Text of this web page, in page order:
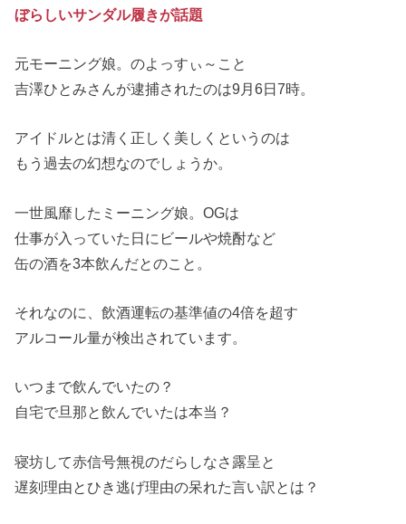
ぼらしいサンダル履きが話題
元モーニング娘。のよっすぃ～こと
吉澤ひとみさんが逮捕されたのは9月6日7時。
アイドルとは清く正しく美しくというのは
もう過去の幻想なのでしょうか。
一世風靡したミーニング娘。OGは
仕事が入っていた日にビールや焼酎など
缶の酒を3本飲んだとのこと。
それなのに、飲酒運転の基準値の4倍を超す
アルコール量が検出されています。
いつまで飲んでいたの？
自宅で旦那と飲んでいたは本当？
寝坊して赤信号無視のだらしなさ露呈と
遅刻理由とひき逃げ理由の呆れた言い訳とは？